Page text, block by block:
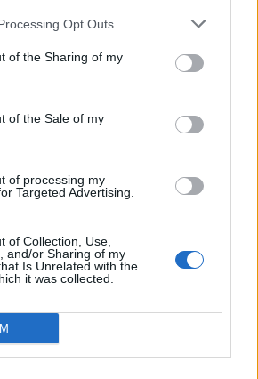
Opt Outs
of the Sharing of my
of the Sale of my
of processing my
Targeted Advertising.
of Collection, Use,
and/or Sharing of my
Is Unrelated with the
it was collected.
Ο αεροπόρος που λάτρευε
ο θάνατος του